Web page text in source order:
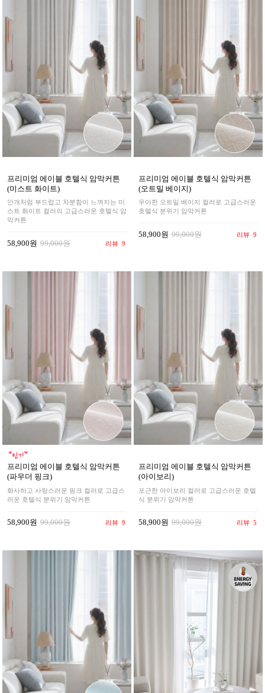
프리미엄 에이블 호텔식 암막커튼
(미스트 화이트)
안개처럼 부드럽고 차분함이 느껴지는 미
스트 화이트 컬러의 고급스러운 호텔식 암
막커튼
58,900원 99,000원 리뷰 9
프리미엄 에이블 호텔식 암막커튼
(오트밀 베이지)
우아한 오트밀 베이지 컬러로 고급스러운
호텔식 분위기 암막커튼
58,900원 99,000원 리뷰 9
프리미엄 에이블 호텔식 암막커튼
(파우더 핑크)
화사하고 사랑스러운 핑크 컬러로 고급스
러운 호텔식 분위기 암막커튼
58,900원 99,000원 리뷰 9
프리미엄 에이블 호텔식 암막커튼
(아이보리)
포근한 아이보리 컬러로 고급스러운 호텔
식 분위기 암막커튼
58,900원 99,000원 리뷰 5